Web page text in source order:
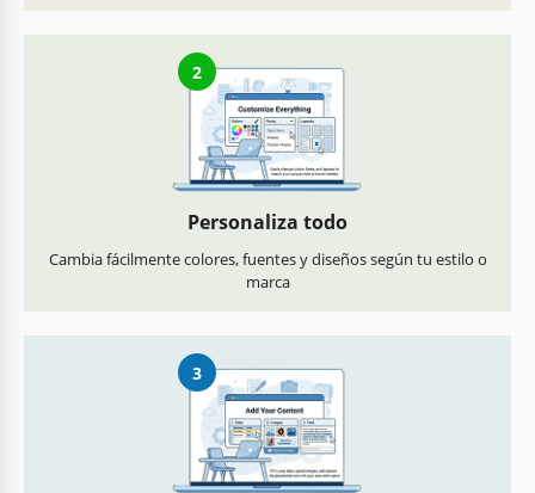
2
Personaliza todo
Cambia fácilmente colores, fuentes y diseños según tu estilo o
marca
3